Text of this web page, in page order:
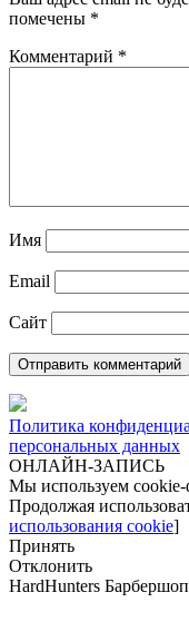
помечены *
Комментарий *
Имя
Email
Сайт
Политика
персональных данных
ОНЛАЙН-ЗАПИСЬ
Мы используем cookie-
Продолжая
использования cookie]
Принять
Отклонить
HardHunters